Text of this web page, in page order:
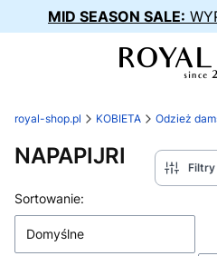
MID SEASON SALE:
royal-shop.pl KOBIETA Odzież
NAPAPIJRI Filtry
Lista produktów
Sortowanie:
Domyślne